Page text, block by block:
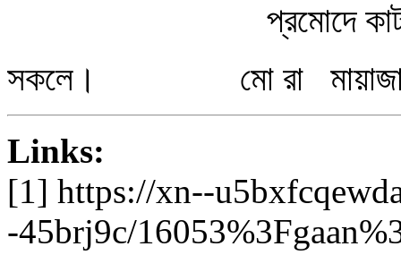
প্রমোদে কাটাব নব
সকলে। মো রা মায়াজাল
Links:
[1] https://xn--
-45brj9c/